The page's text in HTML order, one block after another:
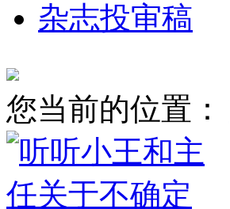
杂志投审稿
您当前的位置：